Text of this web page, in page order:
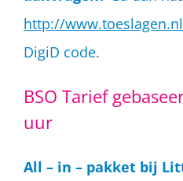
http://www.toeslagen.nl
DigiD code.
BSO Tarief
uur
All – in – pakket bij